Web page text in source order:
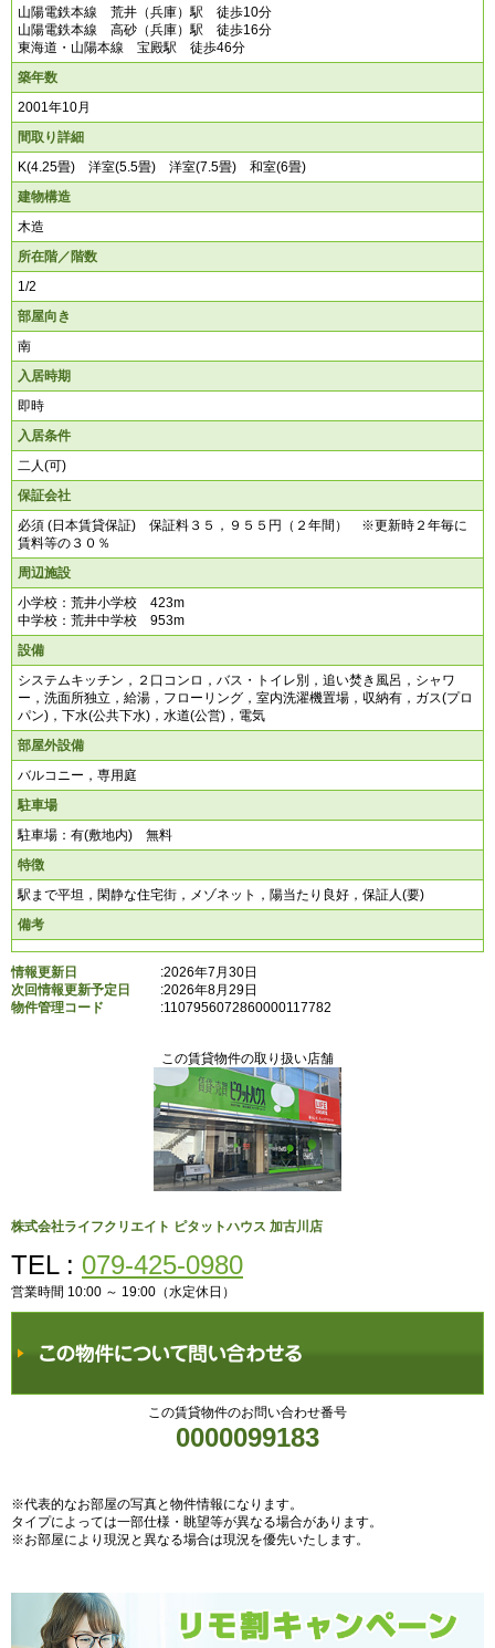
山陽電鉄本線 荒井（兵庫）駅 徒歩10分
山陽電鉄本線 高砂（兵庫）駅 徒歩16分
東海道・山陽本線 宝殿駅 徒歩46分
築年数
2001年10月
間取り詳細
K(4.25畳) 洋室(5.5畳) 洋室(7.5畳) 和室(6畳)
建物構造
木造
所在階／階数
1/2
部屋向き
南
入居時期
即時
入居条件
二人(可)
保証会社
必須 (日本賃貸保証) 保証料３５，９５５円（２年間） ※更新時２年毎に
賃料等の３０％
周辺施設
小学校：荒井小学校 423m
中学校：荒井中学校 953m
設備
システムキッチン，２口コンロ，バス・トイレ別，追い焚き風呂，シャワ
ー，洗面所独立，給湯，フローリング，室内洗濯機置場，収納有，ガス(プロ
パン)，下水(公共下水)，水道(公営)，電気
部屋外設備
バルコニー，専用庭
駐車場
駐車場：有(敷地内) 無料
特徴
駅まで平坦，閑静な住宅街，メゾネット，陽当たり良好，保証人(要)
備考
情報更新日
:2026年7月30日
次回情報更新予定日
:2026年8月29日
物件管理コード
:1107956072860000117782
この賃貸物件の取り扱い店舗
株式会社ライフクリエイト ピタットハウス 加古川店
TEL : 079-425-0980
営業時間 10:00 ～ 19:00（水定休日）
この賃貸物件のお問い合わせ番号
0000099183
※代表的なお部屋の写真と物件情報になります。
タイプによっては一部仕様・眺望等が異なる場合があります。
※お部屋により現況と異なる場合は現況を優先いたします。